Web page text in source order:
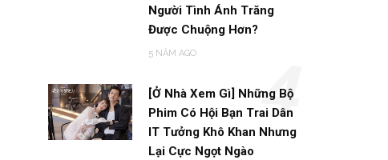
Người Tình Ánh Trăng
Được Chuộng Hơn?
5 NĂM AGO
[Ở Nhà Xem Gì] Những Bộ
Phim Có Hội Bạn Trai Dân
IT Tưởng Khô Khan Nhưng
Lại Cực Ngọt Ngào
4